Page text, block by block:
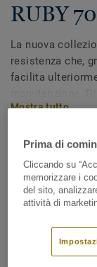
RUBY
La nuova
resistenza che,
facilita
ideale per
Mostra tutto
Made in
Ideale per
di usura
Trattamento
Prima di
Cliccando su
memorizzare i
del sito,
attività di